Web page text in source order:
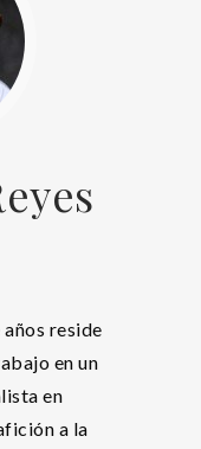
reside
en un
en
a la